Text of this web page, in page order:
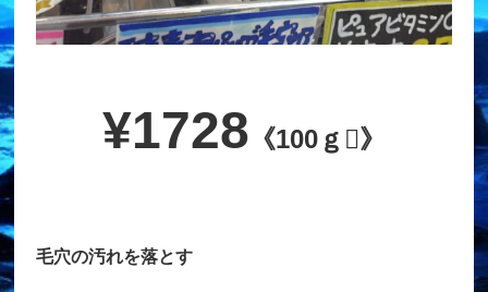
¥1728 《100ｇ》
毛穴の汚れを落とす